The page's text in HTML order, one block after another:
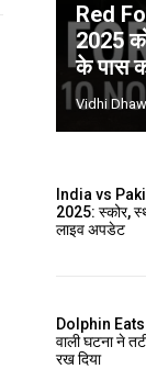
Red
2025
के पास
Vidhi
India vs
2025: स्कोर,
लाइव अपडेट
Dolphin Eats
वाली घटना ने
रख दिया